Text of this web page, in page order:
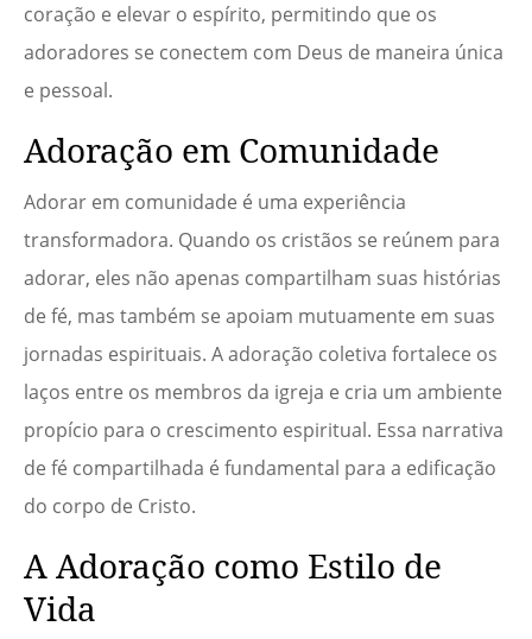
coração e elevar o espírito, permitindo que os
adoradores se conectem com Deus de maneira única
e pessoal.
Adoração em Comunidade
Adorar em comunidade é uma experiência
transformadora. Quando os cristãos se reúnem para
adorar, eles não apenas compartilham suas histórias
de fé, mas também se apoiam mutuamente em suas
jornadas espirituais. A adoração coletiva fortalece os
laços entre os membros da igreja e cria um ambiente
propício para o crescimento espiritual. Essa narrativa
de fé compartilhada é fundamental para a edificação
do corpo de Cristo.
A Adoração como Estilo de
Vida